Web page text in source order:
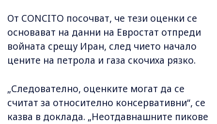
От CONCITO посочват, че тези оценки се
основават на данни на Евростат отпреди
войната срещу Иран, след чието начало
цените на петрола и газа скочиха рязко.
„Следователно, оценките могат да се
считат за относително консервативни“, се
казва в доклада. „Неотдавнашните пикове